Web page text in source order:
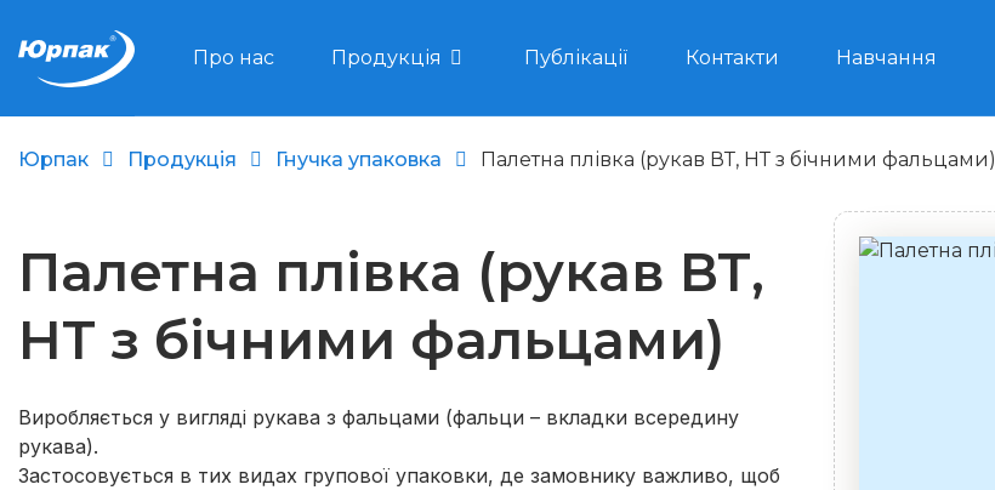
Про нас Продукція Публікації Контакти Навчання
Юрпак Продукція Гнучка упаковка Палетна плівка (рукав ВТ, НТ з бічними фальцами)
Палетна плівка (рукав ВТ,
НТ з бічними фальцами)
Виробляється у вигляді рукава з фальцами (фальци – вкладки всередину
рукава).
Застосовується в тих видах групової упаковки, де замовнику важливо, щоб